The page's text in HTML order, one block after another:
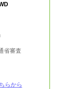
省審査
らから